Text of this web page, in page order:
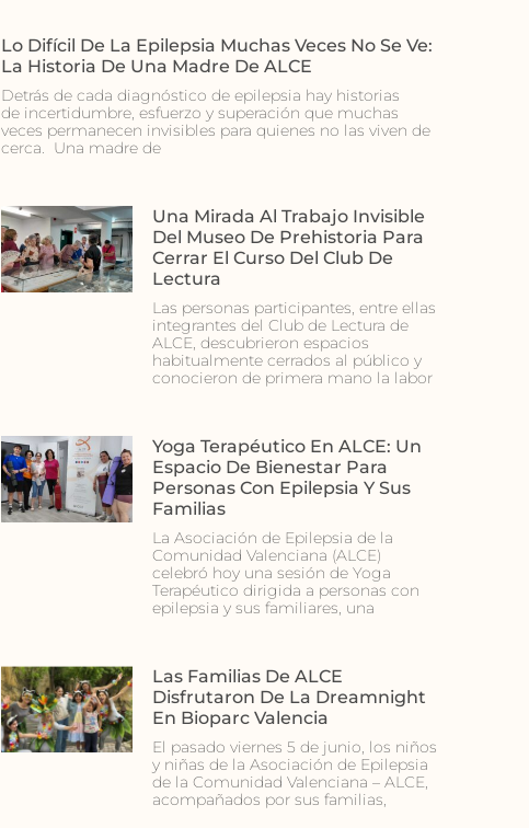
Lo Difícil De La Epilepsia Muchas Veces No Se Ve:
La Historia De Una Madre De ALCE
Detrás de cada diagnóstico de epilepsia hay historias
de incertidumbre, esfuerzo y superación que muchas
veces permanecen invisibles para quienes no las viven de
cerca. Una madre de
Una Mirada Al Trabajo Invisible
Del Museo De Prehistoria Para
Cerrar El Curso Del Club De
Lectura
Las personas participantes, entre ellas
integrantes del Club de Lectura de
ALCE, descubrieron espacios
habitualmente cerrados al público y
conocieron de primera mano la labor
Yoga Terapéutico En ALCE: Un
Espacio De Bienestar Para
Personas Con Epilepsia Y Sus
Familias
La Asociación de Epilepsia de la
Comunidad Valenciana (ALCE)
celebró hoy una sesión de Yoga
Terapéutico dirigida a personas con
epilepsia y sus familiares, una
Las Familias De ALCE
Disfrutaron De La Dreamnight
En Bioparc Valencia
El pasado viernes 5 de junio, los niños
y niñas de la Asociación de Epilepsia
de la Comunidad Valenciana – ALCE,
acompañados por sus familias,